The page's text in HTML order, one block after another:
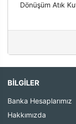
Dönüşüm Atık
BİLGİLER
Banka Hesaplarımız
Hakkımızda